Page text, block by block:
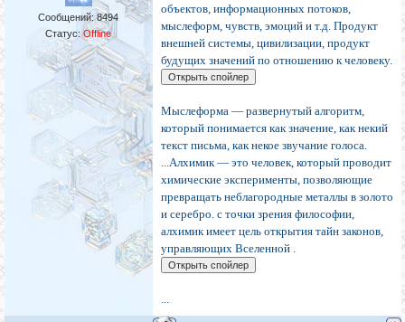
Сообщений:8494
Статус: Offline
объектов, информационных потоков,
мыслеформ, чувств, эмоций и т.д. Продукт
внешней системы, цивилизации, продукт
будущих значений по отношению к человеку.
Мыслеформа — развернутый алгоритм,
который понимается как значение, как некий
текст письма, как некое звучание голоса.
...Алхимик — это человек, который проводит
химические эксперименты, позволяющие
превращать неблагородные металлы в золото
и серебро. с точки зрения философии,
алхимик имеет цель открытия тайн законов,
управляющих Вселенной .
...